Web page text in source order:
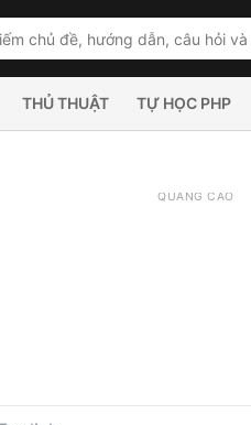
THỦ THUẬT TỰ HỌC PHP
QUẢNG CÁO